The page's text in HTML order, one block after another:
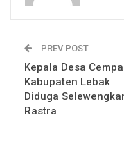
PREV POST
Kepala Desa
Kabupaten Lebak
Diduga
Rastra